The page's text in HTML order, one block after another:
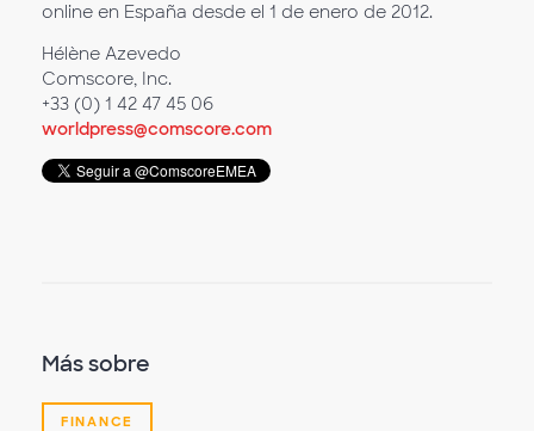
online en España desde el 1 de enero de 2012.
Hélène Azevedo
Comscore, Inc.
+33 (0) 1 42 47 45 06
worldpress@comscore.com
Más sobre
FINANCE